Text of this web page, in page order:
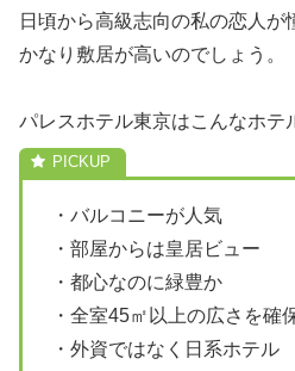
日頃から高級志向の私の恋人が
かなり敷居が高いのでしょう。
パレスホテル東京はこんなホテ
・バルコニーが人気
・部屋からは皇居ビュー
・都心なのに緑豊か
・全室45㎡以上の広さを確
・外資ではなく日系ホテル